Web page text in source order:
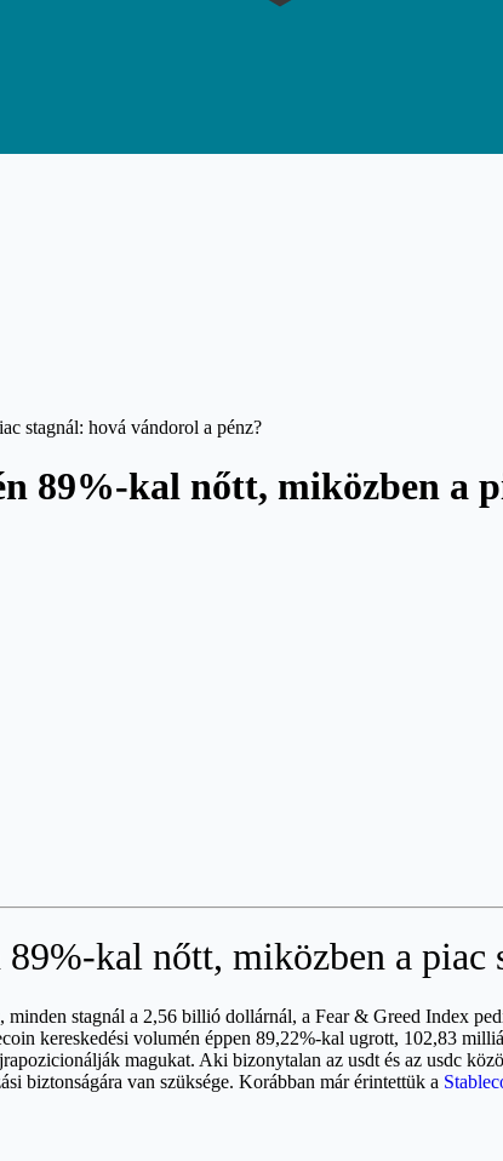
stagnál: hová vándorol a pénz?
89%-kal nőtt, miközben a
kal nőtt, miközben a piac
stagnál a 2,56 billió dollárnál, a Fear & Greed Index
kereskedési volumén éppen 89,22%-kal ugrott, 102,83
magukat. Aki bizonytalan az usdt és az usdc
biztonságára van szüksége. Korábban már érintettük a